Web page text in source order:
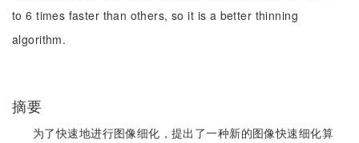
to 6 times faster than others, so it is a better thinning
algorithm.
摘要
为了快速地进行图像细化，提出了一种新的图像快速细化算